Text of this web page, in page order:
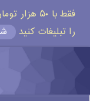
فقط با ۵۰
را تبلیغات کنید